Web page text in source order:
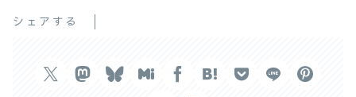
シェアする